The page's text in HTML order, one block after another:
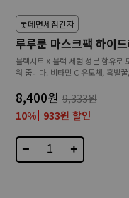
롯데면세점긴자
루루룬 마스크팩 하이
블랙시트 X 블랙 세럼 성분 함유로
워 줍니다. 비타민 C 유도체, 흑벌
8,400원 9,333원
10% 933원 할인
− +